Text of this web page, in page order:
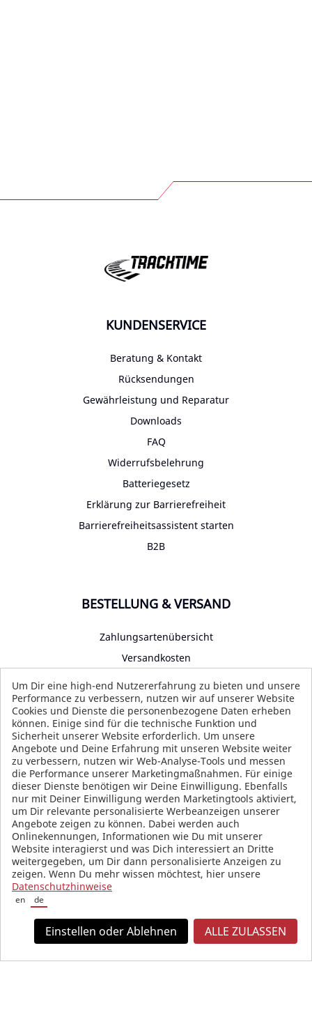
KUNDENSERVICE
Beratung & Kontakt
Rücksendungen
Gewährleistung und Reparatur
Downloads
FAQ
Widerrufsbelehrung
Batteriegesetz
Erklärung zur Barrierefreiheit
Barrierefreiheitsassistent starten
B2B
BESTELLUNG & VERSAND
Zahlungsartenübersicht
Versandkosten
Impressum
Datenschutz
AGB
SOCIAL MEDIA
Um Dir eine high-end Nutzererfahrung zu bieten und unsere
Performance zu verbessern, nutzen wir auf unserer Website
Cookies und Dienste die personenbezogene Daten erheben
können. Einige sind für die technische Funktion und
Sicherheit unserer Website erforderlich. Um unsere
Angebote und Deine Erfahrung mit unseren Website weiter
zu verbessern, nutzen wir Web-Analyse-Tools und messen
die Performance unserer Marketingmaßnahmen. Für einige
dieser Dienste benötigen wir Deine Einwilligung. Ebenfalls
nur mit Deiner Einwilligung werden Marketingtools aktiviert,
um Dir relevante personalisierte Werbeanzeigen unserer
Angebote zeigen zu können. Dabei werden auch
Onlinekennungen, Informationen wie Du mit unserer
Website interagierst und was Dich interessiert an Dritte
weitergegeben, um Dir dann personalisierte Anzeigen zu
zeigen. Wenn Du mehr wissen möchtest, hier unsere
Datenschutzhinweise
en de
Einstellen oder Ablehnen ALLE ZULASSEN